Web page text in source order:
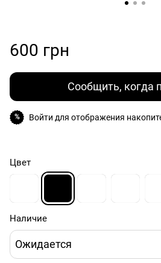
600 грн
Сообщить, когда
% Войти для отображения
Цвет
Наличие
Ожидается